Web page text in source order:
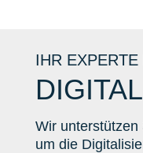
IHR EXPERTE
Wir unterstützen
um die